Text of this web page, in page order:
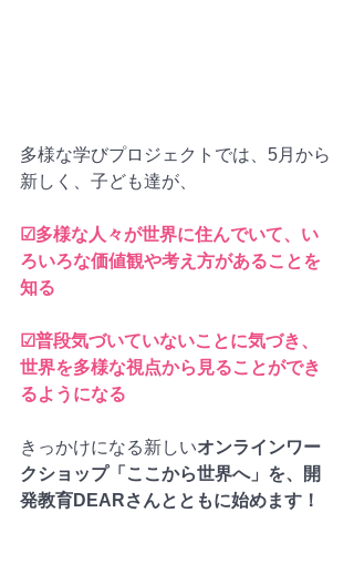
多様な学びプロジェクトでは、5月から
新しく、子ども達が、
☑︎多様な人々が世界に住んでいて、い
ろいろな価値観や考え方があることを
知る
☑︎普段気づいていないことに気づき、
世界を多様な視点から見ることができ
るようになる
きっかけになる新しいオンラインワー
クショップ「ここから世界へ」を、開
発教育DEARさんとともに始めます！